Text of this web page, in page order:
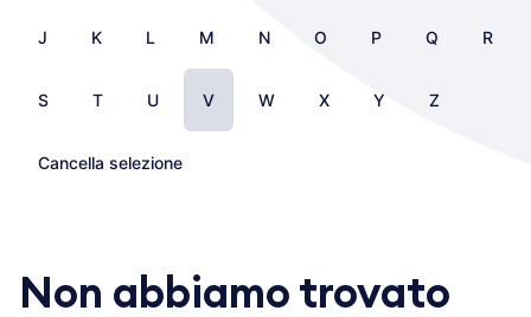
J K L M N O P Q R
S T U V W X Y Z
Cancella selezione
Non abbiamo trovato